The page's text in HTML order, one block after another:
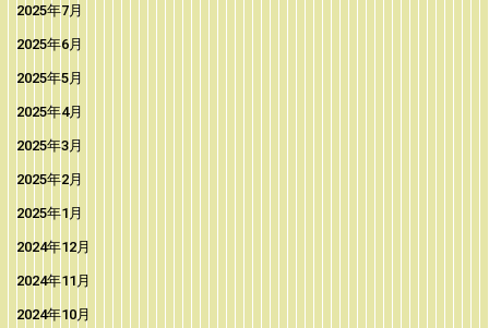
2025年7月
2025年6月
2025年5月
2025年4月
2025年3月
2025年2月
2025年1月
2024年12月
2024年11月
2024年10月